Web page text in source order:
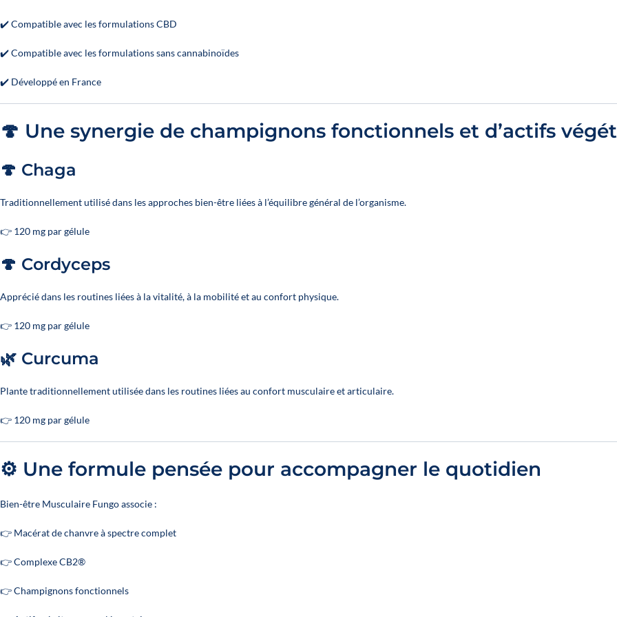
✔️ Compatible avec les formulations CBD
✔️ Compatible avec les formulations sans cannabinoïdes
✔️ Développé en France
🍄 Une synergie de champignons fonctionnels et d’actifs
🍄 Chaga
Traditionnellement utilisé dans les approches bien-être liées à l’équilibre général de l’organisme.
👉 120 mg par gélule
🍄 Cordyceps
Apprécié dans les routines liées à la vitalité, à la mobilité et au confort physique.
👉 120 mg par gélule
🌿 Curcuma
Plante traditionnellement utilisée dans les routines liées au confort musculaire et articulaire.
👉 120 mg par gélule
⚙️ Une formule pensée pour accompagner le quotidien
Bien-être Musculaire Fungo associe :
👉 Macérat de chanvre à spectre complet
👉 Complexe CB2®
👉 Champignons fonctionnels